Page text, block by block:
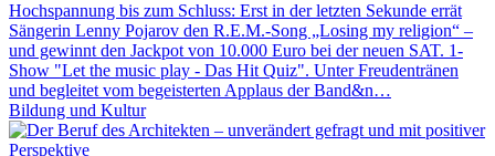
Hochspannung bis zum Schluss: Erst in der letzten Sekunde errät
Sängerin Lenny Pojarov den R.E.M.-Song „Losing my religion“ –
und gewinnt den Jackpot von 10.000 Euro bei der neuen SAT. 1-
Show "Let the music play - Das Hit Quiz". Unter Freudentränen
und begleitet vom begeisterten Applaus der Band&n…
Bildung und Kultur